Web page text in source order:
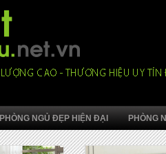
PHÒNG NGỦ ĐẸP HIỆN ĐẠI PHÒNG